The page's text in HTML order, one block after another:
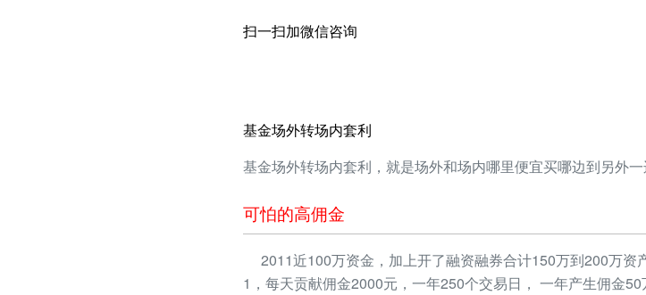
扫一扫加微信咨询
基金场外转场内套利
基金场外转场内套利，就是场外和场内哪里便宜买哪边到另外
可怕的高佣金
2011近100万资金，加上开了融资融券合计150万到200万资
1，每天贡献佣金2000元，一年250个交易日， 一年产生佣金